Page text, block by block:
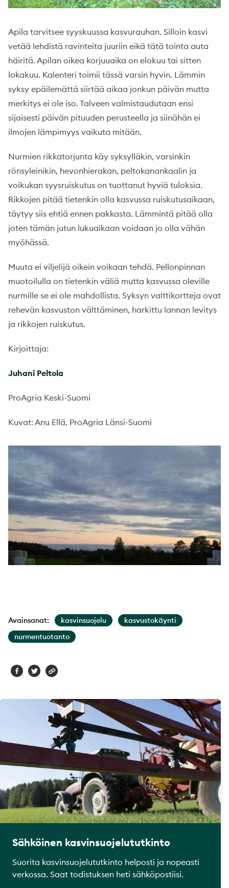
Apila tarvitsee syyskuussa kasvurauhan. Silloin kasvi
vetää lehdistä ravinteita juuriin eikä tätä tointa auta
häiritä. Apilan oikea korjuuaika on elokuu tai sitten
lokakuu. Kalenteri toimii tässä varsin hyvin. Lämmin
syksy epäilemättä siirtää aikaa jonkun päivän mutta
merkitys ei ole iso. Talveen valmistaudutaan ensi
sijaisesti päivän pituuden perusteella ja siinähän ei
ilmojen lämpimyys vaikuta mitään.
Nurmien rikkatorjunta käy syksylläkin, varsinkin
rönsyleinikin, hevonhierakan, peltokanankaalin ja
voikukan syysruiskutus on tuottanut hyviä tuloksia.
Rikkojen pitää tietenkin olla kasvussa ruiskutusaikaan,
täytyy siis ehtiä ennen pakkasta. Lämmintä pitää olla
joten tämän jutun lukuaikaan voidaan jo olla vähän
myöhässä.
Muuta ei viljelijä oikein voikaan tehdä. Pellonpinnan
muotoilulla on tietenkin väliä mutta kasvussa oleville
nurmille se ei ole mahdollista. Syksyn valttikortteja ovat
rehevän kasvuston välttäminen, harkittu lannan levitys
ja rikkojen ruiskutus.
Kirjoittaja:
Juhani Peltola
ProAgria Keski-Suomi
Kuvat: Anu Ellä, ProAgria Länsi-Suomi
Avainsanat: kasvinsuojelu
kasvustokäynti
nurmentuotanto
Sähköinen kasvinsuojelututkinto
Suorita kasvinsuojelututkinto helposti ja nopeasti
verkossa. Saat todistuksen heti sähköpostiisi.